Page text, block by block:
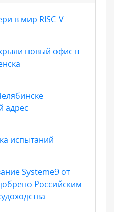
в мир RISC-V
новый офис в
адрес
испытаний
Systeme9 от
Российским